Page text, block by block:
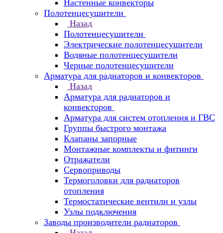
Настенные конвекторы
Полотенцесушители
Назад
Полотенцесушители
Электрические полотенцесушители
Водяные полотенцесушители
Черные полотенцесушители
Арматура для радиаторов и конвекторов
Назад
Арматура для радиаторов и
конвекторов
Арматура для систем отопления и ГВС
Группы быстрого монтажа
Клапаны запорные
Монтажные комплекты и фитинги
Отражатели
Сервоприводы
Термоголовки для радиаторов
отопления
Термостатические вентили и узлы
Узлы подключения
Заводы производители радиаторов